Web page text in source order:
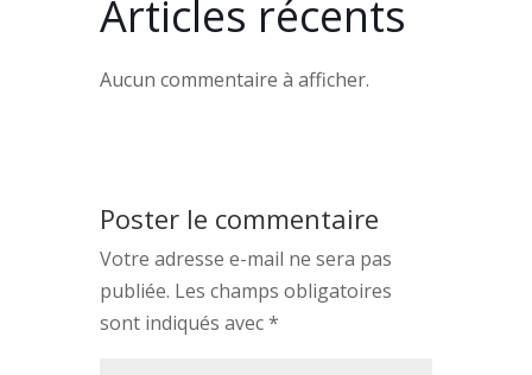
Articles récents
Aucun commentaire à afficher.
Poster le commentaire
Votre adresse e-mail ne sera pas
publiée. Les champs obligatoires
sont indiqués avec*